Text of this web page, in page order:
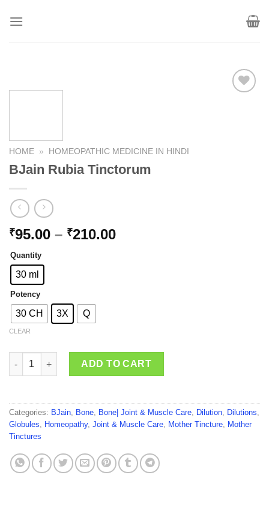
HOME » HOMEOPATHIC MEDICINE IN HINDI
BJain Rubia Tinctorum
₹95.00 – ₹210.00Price
Quantity
30 ml
Potency
30 CH 3X Q
CLEAR
BJain Rubia Tinctorum quantity
ADD TO CART
Categories: BJain, Bone, Bone| Joint & Muscle Care, Dilution, Dilutions,
Globules, Homeopathy, Joint & Muscle Care, Mother Tincture, Mother
Tinctures